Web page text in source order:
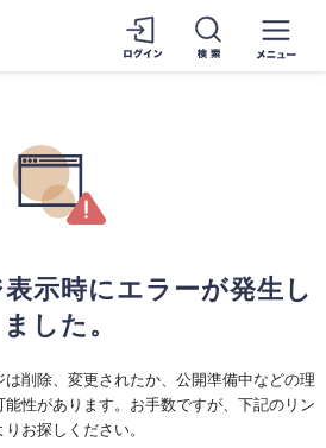
示時にエラーが発生し
ました。
削除、変更されたか、公開準備中などの理
性があります。お手数ですが、下記のリン
りお探しください。